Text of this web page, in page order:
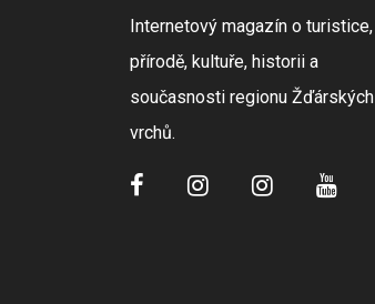
Internetový magazín o turistice,
přírodě, kultuře, historii a
současnosti regionu Žďárských
vrchů.